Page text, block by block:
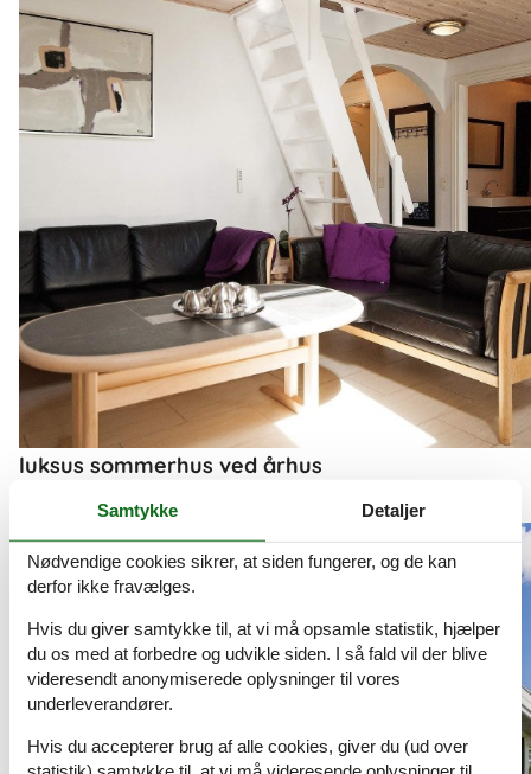
luksus sommerhus ved århus
OmÅrhus Bugt
Samtykke Detaljer
Nødvendige cookies sikrer, at siden fungerer, og de kan
derfor ikke fravælges.
Hvis du giver samtykke til, at vi må opsamle statistik, hjælper
du os med at forbedre og udvikle siden. I så fald vil der blive
videresendt anonymiserede oplysninger til vores
underleverandører.
Hvis du accepterer brug af alle cookies, giver du (ud over